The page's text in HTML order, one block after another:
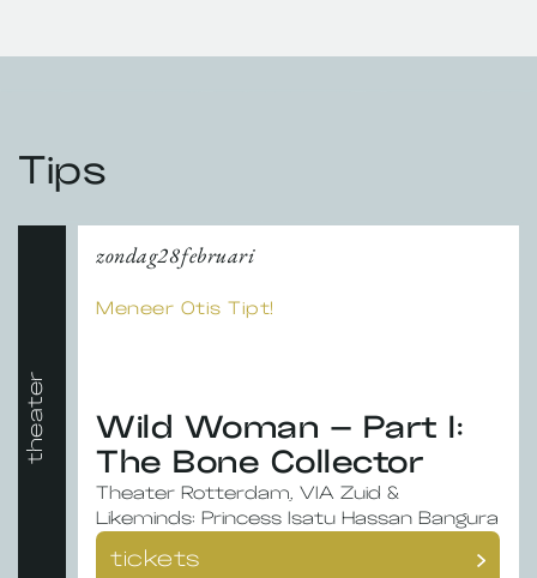
Tips
theater
zondag28februari
Meneer Otis Tipt!
Wild Woman – Part I:
The Bone Collector
Theater Rotterdam, VIA Zuid &
Likeminds: Princess Isatu Hassan Bangura
tickets